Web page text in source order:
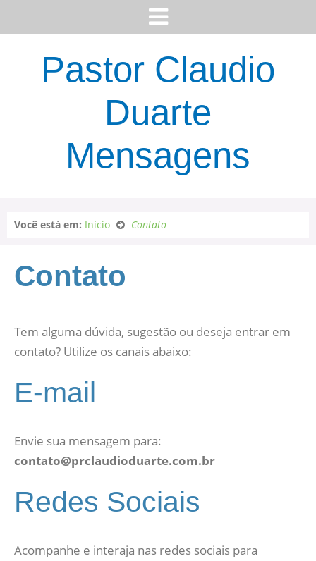
Pastor Claudio
Duarte
Mensagens
Você está em: Início Contato
Contato
Tem alguma dúvida, sugestão ou deseja entrar em
contato? Utilize os canais abaixo:
E-mail
Envie sua mensagem para:
contato@prclaudioduarte.com.br
Redes Sociais
Acompanhe e interaja nas redes sociais para